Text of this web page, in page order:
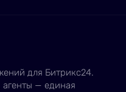
для Битрикс24.
— единая